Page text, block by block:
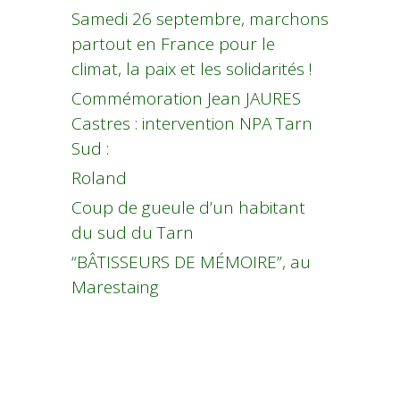
Samedi 26 septembre, marchons
partout en France pour le
climat, la paix et les solidarités !
Commémoration Jean JAURES
Castres : intervention NPA Tarn
Sud :
Roland
Coup de gueule d’un habitant
du sud du Tarn
“BÂTISSEURS DE MÉMOIRE”, au
Marestaing